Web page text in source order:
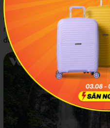
Mình còn nghe nói ai uống
có người yêu, chính vì vậy
người đang muốn tìm tình
đã uống, kết quả mình sẽ chờ